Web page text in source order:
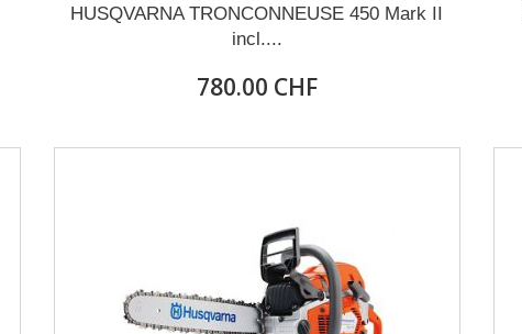
HUSQVARNA TRONCONNEUSE 450 Mark II
incl....
780.00 CHF